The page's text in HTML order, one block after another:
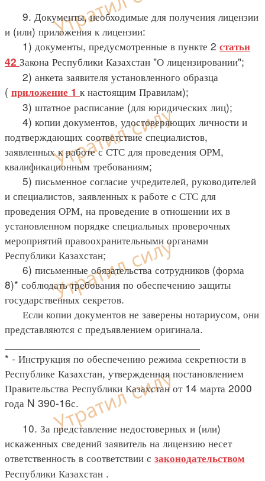
9. Документы, необходимые для получения лицензии
и (или) приложения к лицензии:
1) документы, предусмотренные в пункте 2 статьи
42 Закона Республики Казахстан "О лицензировании";
2) анкета заявителя установленного образца
( приложение 1 к настоящим Правилам);
3) штатное расписание (для юридических лиц);
4) копии документов, удостоверяющих личности и
подтверждающих соответствие специалистов,
заявленных к работе с СТС для проведения ОРМ,
квалификационным требованиям;
5) письменное согласие учредителей, руководителей
и специалистов, заявленных к работе с СТС для
проведения ОРМ, на проведение в отношении их в
установленном порядке специальных проверочных
мероприятий правоохранительными органами
Республики Казахстан;
6) письменные обязательства сотрудников (форма
8)* соблюдать требования по обеспечению защиты
государственных секретов.
Если копии документов не заверены нотариусом, они
представляются с предъявлением оригинала.
* - Инструкция по обеспечению режима секретности в
Республике Казахстан, утвержденная постановлением
Правительства Республики Казахстан от 14 марта 2000
года N 390-16с.
10. За представление недостоверных и (или)
искаженных сведений заявитель на лицензию несет
ответственность в соответствии с законодательством
Республики Казахстан .